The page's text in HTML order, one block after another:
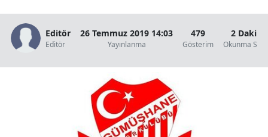
Çanakkale
Çorum
Denizli
Diyarbakır
Editör
Editör
26 Temmuz 2019 14:03
Yayınlanma
479
Gösterim
2 Dakika
Okunma